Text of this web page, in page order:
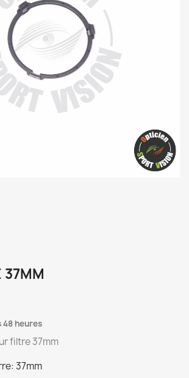
37MM
48 heures
filtre 37mm
37mm